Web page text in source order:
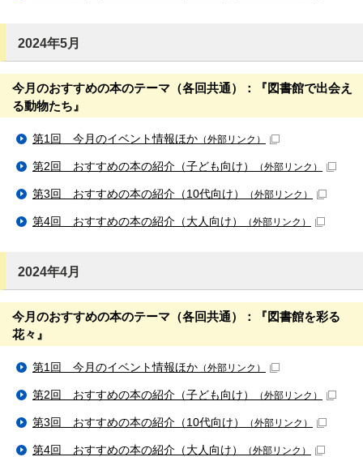
2024年5月
今月のおすすめの本のテーマ（各回共通）：『図書館で出会え
る動物たち』
第1回 今月のイベント情報ほか （外部リンク）
第2回 おすすめの本の紹介（子ども向け） （外部リンク）
第3回 おすすめの本の紹介（10代向け） （外部リンク）
第4回 おすすめの本の紹介（大人向け） （外部リンク）
2024年4月
今月のおすすめの本のテーマ（各回共通）：『図書館を彩る
花々』
第1回 今月のイベント情報ほか （外部リンク）
第2回 おすすめの本の紹介（子ども向け） （外部リンク）
第3回 おすすめの本の紹介（10代向け） （外部リンク）
第4回 おすすめの本の紹介（大人向け） （外部リンク）